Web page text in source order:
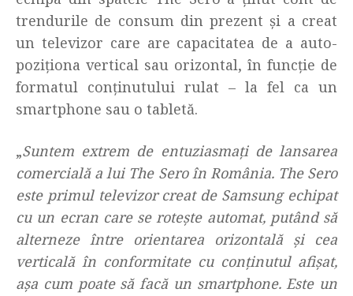
trendurile de consum din prezent și a creat
un televizor care are capacitatea de a auto-
poziționa vertical sau orizontal, în funcție de
formatul conținutului rulat – la fel ca un
smartphone sau o tabletă.
„Suntem extrem de entuziasmați de lansarea
comercială a lui The Sero în România. The Sero
este primul televizor creat de Samsung echipat
cu un ecran care se rotește automat, putând să
alterneze între orientarea orizontală și cea
verticală în conformitate cu conținutul afișat,
așa cum poate să facă un smartphone. Este un